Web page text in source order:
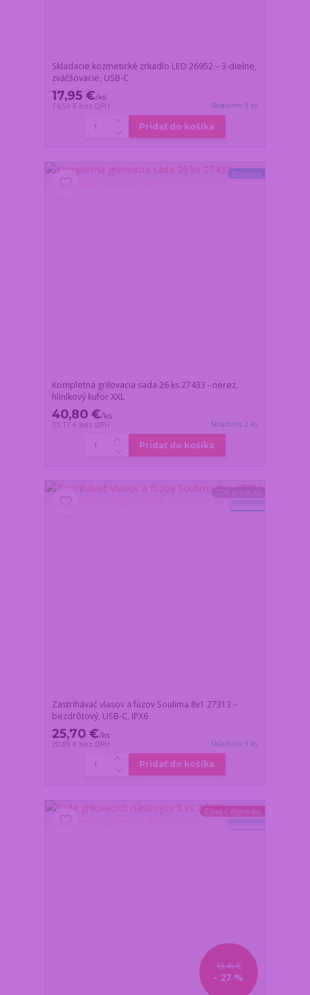
Skladacie kozmetické zrkadlo LED 26952 – 3-dielne,
zväčšovacie, USB-C
17,95 €/ks
14,59 € bez DPH Skladom 3 ks
Pridať do košíka
Novinka
Kompletná grilovacia sada 26 ks 27433 - nerez,
hliníkový kufor XXL
40,80 €/ks
33,17 € bez DPH Skladom 2 ks
Pridať do košíka
TOP produkt
Zastrihávač vlasov a fúzov Soulima 8v1 27313 –
bezdrôtový, USB-C, IPX6
25,70 €/ks
20,89 € bez DPH Skladom 3 ks
Pridať do košíka
Zľava / Výpredaj
13,45 €
- 27 %